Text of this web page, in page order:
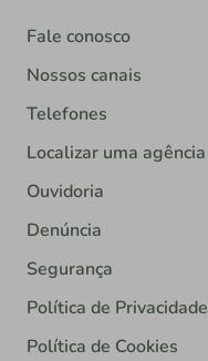
Fale conosco
Nossos canais
Telefones
Localizar uma agência
Ouvidoria
Denúncia
Segurança
Política de Privacidade
Política de Cookies